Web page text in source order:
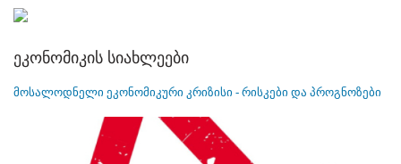
ეკონომიკის სიახლეები
მოსალოდნელი ეკონომიკური კრიზისი - რისკები და პროგნოზები